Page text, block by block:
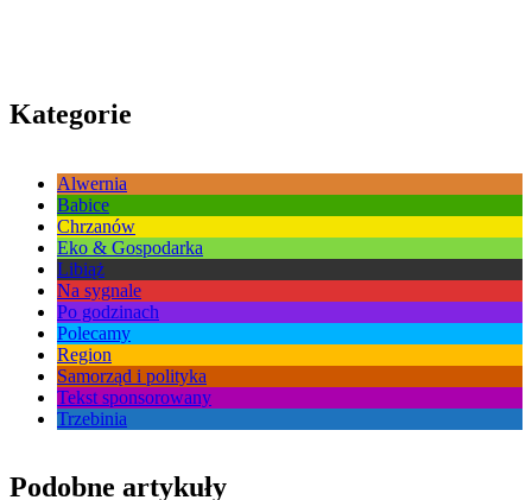
Kategorie
Alwernia
Babice
Chrzanów
Eko & Gospodarka
Libiąż
Na sygnale
Po godzinach
Polecamy
Region
Samorząd i polityka
Tekst sponsorowany
Trzebinia
Podobne artykuły